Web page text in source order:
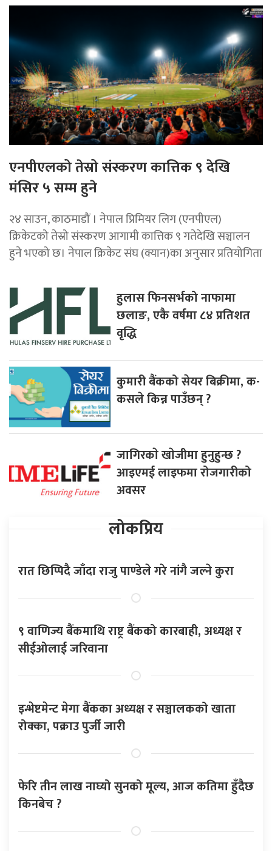
एनपीएलको तेस्रो संस्करण कात्तिक ९ देखि
मंसिर ५ सम्म हुने
२४ साउन, काठमाडौं । नेपाल प्रिमियर लिग (एनपीएल)
क्रिकेटको तेस्रो संस्करण आगामी कात्तिक ९ गतेदेखि सञ्चालन
हुने भएको छ। नेपाल क्रिकेट संघ (क्यान)का अनुसार प्रतियोगिता
हुलास फिनसर्भको नाफामा
छलाङ, एकै वर्षमा ८४ प्रतिशत
वृद्धि
कुमारी बैंकको सेयर बिक्रीमा, क-
कसले किन्न पाउँछन् ?
जागिरकाे खाेजीमा हुनुहुन्छ ?
आइएमई लाइफमा रोजगारीको
अवसर
लोकप्रिय
रात छिप्पिदै जाँदा राजु पाण्डेले गरे नांगै जल्ने कुरा
९ वाणिज्य बैंकमाथि राष्ट्र बैंकको कारबाही, अध्यक्ष र
सीईओलाई जरिवाना
इन्भेष्टमेन्ट मेगा बैंकका अध्यक्ष र सञ्चालकको खाता
रोक्का, पक्राउ पुर्जी जारी
फेरि तीन लाख नाघ्यो सुनको मूल्य, आज कतिमा हुँदैछ
किनबेच ?